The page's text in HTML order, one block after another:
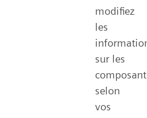
modifiez
les
sur les
selon
vos